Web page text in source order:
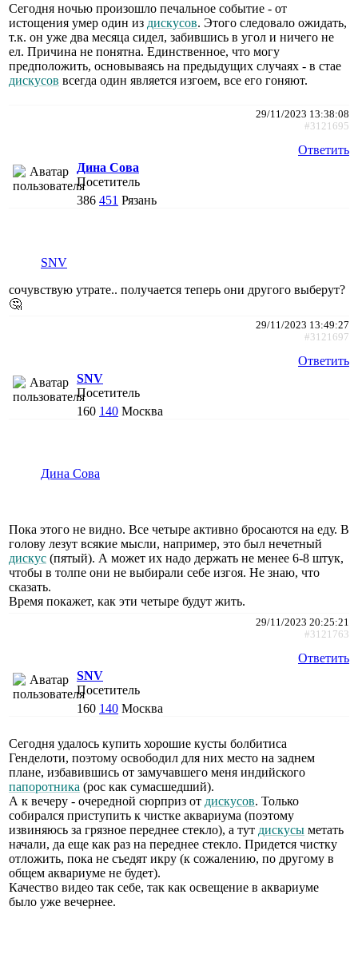
Сегодня ночью произошло печальное событие - от
истощения умер один из дискусов. Этого следовало ожидать,
т.к. он уже два месяца сидел, забившись в угол и ничего не
ел. Причина не понятна. Единственное, что могу
предположить, основываясь на предыдущих случаях - в стае
дискусов всегда один является изгоем, все его гоняют.
29/11/2023 13:38:08
#3121695
Ответить
Дина Сова
Посетитель
386 451 Рязань
SNV
сочувствую утрате.. получается теперь они другого выберут?
🤔
29/11/2023 13:49:27
#3121697
Ответить
SNV
Посетитель
160 140 Москва
Дина Сова
Пока этого не видно. Все четыре активно бросаются на еду. В
голову лезут всякие мысли, например, это был нечетный
дискус (пятый). А может их надо держать не менее 6-8 штук,
чтобы в толпе они не выбирали себе изгоя. Не знаю, что
сказать.
Время покажет, как эти четыре будут жить.
29/11/2023 20:25:21
#3121763
Ответить
SNV
Посетитель
160 140 Москва
Сегодня удалось купить хорошие кусты болбитиса
Генделоти, поэтому освободил для них место на заднем
плане, избавившись от замучавшего меня индийского
папоротника (рос как сумасшедший).
А к вечеру - очередной сюрприз от дискусов. Только
собирался приступить к чистке аквариума (поэтому
извиняюсь за грязное переднее стекло), а тут дискусы метать
начали, да еще как раз на переднее стекло. Придется чистку
отложить, пока не съедят икру (к сожалению, по другому в
общем аквариуме не будет).
Качество видео так себе, так как освещение в аквариуме
было уже вечернее.